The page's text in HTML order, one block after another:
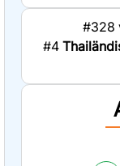
#328
#4